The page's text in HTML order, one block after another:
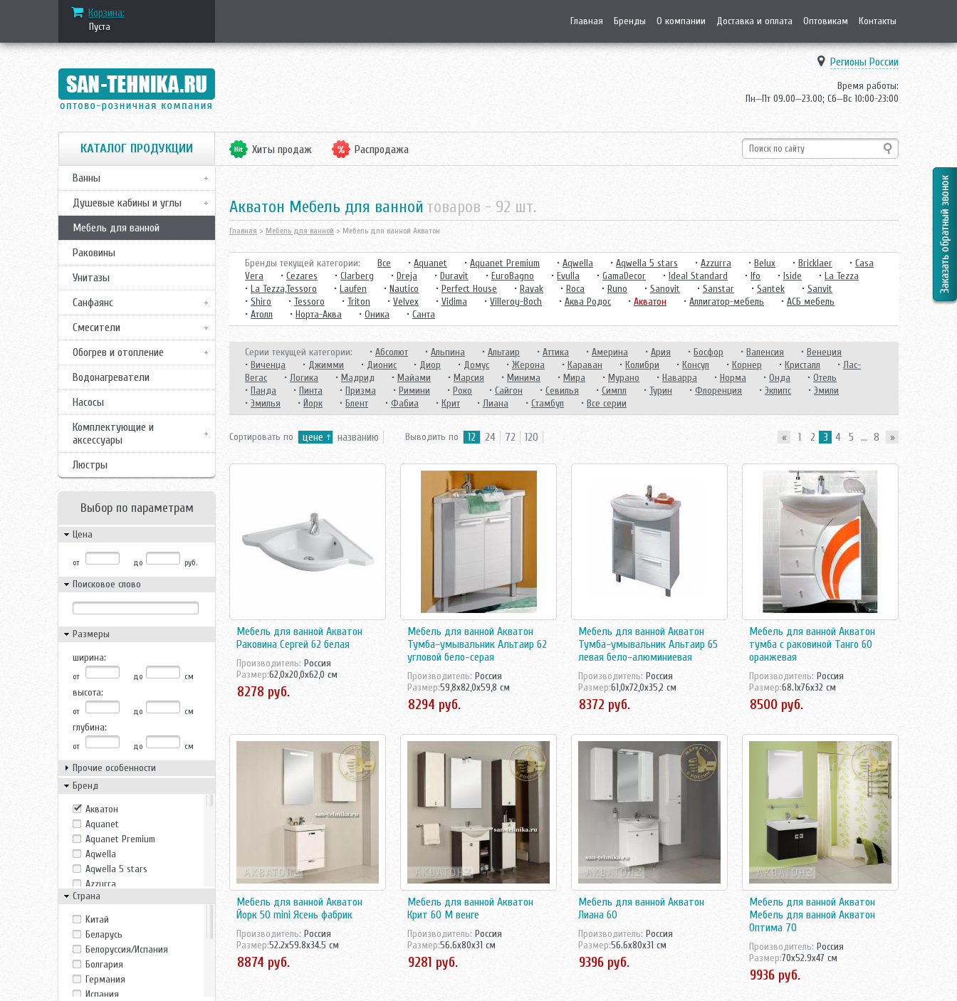
Корзина:
Пуста Главная Бренды О компании Доставка и оплата Оптовикам Контакты
Регионы России
Время работы:
Пн—Пт 09.00—23.00; Сб—Вс 10:00-23:00
КАТАЛОГ ПРОДУКЦИИ
Ванны
Душевые кабины и углы
Мебель для ванной
Раковины
Унитазы
Санфаянс
Смесители
Обогрев и отопление
Водонагреватели
Насосы
Комплектующие и
аксессуары
Люстры
Выбор по параметрам
Цена
от до руб.
Поисковое слово
Размеры
ширина:
от до см
высота:
от до см
глубина:
от до см
Прочие особенности
Бренд
Акватон
Aquanet
Aquanet Premium
Aqwella
Aqwella 5 stars
Azzurra
Belux
Bricklaer
Casa Vera
Cezares
Clarberg
Dreja
Duravit
Страна
Kитай
Беларусь
Белоруссия/Испания
Болгария
Германия
Испания
Хиты продаж Распродажа
Акватон Мебель для ванной товаров - 92 шт.
Главная > Мебель для ванной > Мебель для ванной Акватон
Бренды текущей категории: Все • Aquanet • Aquanet Premium • Aqwella • Aqwella 5 stars • Azzurra • Belux • Bricklaer • Casa
Vera
• Cezares • Clarberg • Dreja • Duravit • EuroBagno • Evulla • GamaDecor • Ideal Standard • Ifo • Iside • La Tezza
• La Tezza,Tessoro • Laufen • Nautico • Perfect House • Ravak • Roca • Runo • Sanovit • Sanstar • Santek • Sanvit
• Shiro • Tessoro • Triton • Velvex • Vidima • Villeroy-Boch • Аква Родос • Акватон • Аллигатор-мебель • АСБ мебель
• Атолл • Норта-Аква • Оника • Санта
Серии текущей категории: • Абсолют • Альпина • Альтаир • Аттика • Америна • Ария • Босфор • Валенсия • Венеция
• Виченца • Джимми • Дионис • Диор • Домус • Жерона • Караван • Колибри • Консул • Корнер • Кристалл • Лас-
Вегас
• Логика • Мадрид • Майами • Марсия • Минима • Мира • Мурано • Наварра • Норма • Онда • Отель
• Панда • Пинта • Призма • Римини • Роко • Сайгон • Севилья • Симпл • Турин • Флоренция • Эклипс • Эмили
• Эмилья • Йорк • Блент • Фабиа • Крит • Лиана • Стамбул • Все серии
Сортировать по цене названию Выводить по 12 24 72 120 « 1 2 3 4 5 ... 8 »
Мебель для ванной Акватон
Раковина Сергей 62 белая
Производитель: Росcия
Размер:62,0x20,0x62,0 см
Мебель для ванной Акватон
Тумба-умывальник Альтаир 62
угловой бело-серая
Производитель: Росcия
Размер:59,8x82,0x59,8 см
Мебель для ванной Акватон
Тумба-умывальник Альтаир 65
левая бело-алюминиевая
Производитель: Росcия
Размер:61,0x72,0x35,2 см
Мебель для ванной Акватон
тумба с раковиной Танго 60
оранжевая
Производитель: Россия
Размер:68.1x76x32 см
Мебель для ванной Акватон
Йорк 50 mini Ясень фабрик
Производитель: Россия
Размер:52.2x59.8x34.5 см
Мебель для ванной Акватон
Крит 60 М венге
Производитель: Россия
Размер:56.6x80x31 см
Мебель для ванной Акватон
Лиана 60
Производитель: Россия
Размер:56.6x80x31 см
Мебель для ванной Акватон
Мебель для ванной Акватон
Оптима 70
Производитель: Росcия
Размер:70x52.9x47 см